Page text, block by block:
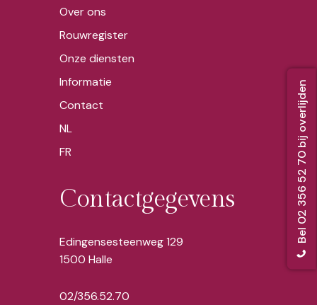
Bel 02 356 52 70 bij overlijden
Over ons
Rouwregister
Onze diensten
Informatie
Contact
NL
FR
Contactgegevens
Edingensesteenweg 129
1500 Halle
02/356.52.70